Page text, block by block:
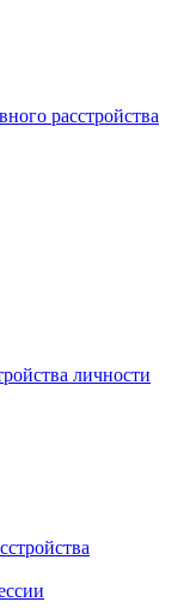
расстройства
личности